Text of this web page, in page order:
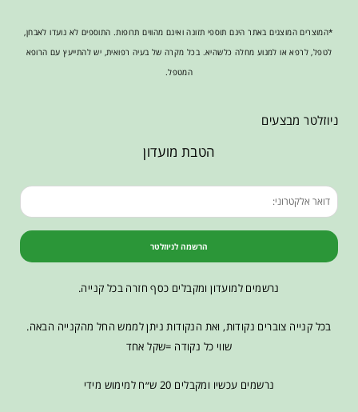
*המוצרים המוצגים באתר הינם תוספי תזונה ואינם מהווים תרופות. התוספים לא נועדו לאבחן,
לטפל, לרפא או למנוע מחלה כלשהיא. בכל מקרה של בעיה רפואית, יש להתייעץ עם הרופא
המטפל.
ניוזלטר מבצעים
הטבת מועדון
הרשמה לניוזלטר
נרשמים למועדון ומקבלים כסף חזרה בכל קנייה.
בכל קנייה צוברים נקודות, ואת הנקודות ניתן לממש החל מהקנייה הבאה.
שווי כל נקודה =שקל אחד
נרשמים עכשיו ומקבלים 20 ש״ח למימוש מידי